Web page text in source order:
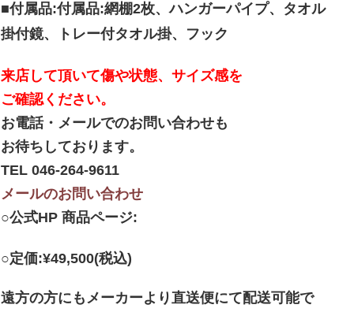
■付属品:付属品:網棚2枚、ハンガーパイプ、タオル
掛付鏡、トレー付タオル掛、フック
来店して頂いて傷や状態、サイズ感を
ご確認ください。
お電話・メールでのお問い合わせも
お待ちしております。
TEL 046-264-9611
メールのお問い合わせ
○公式HP 商品ページ:
○定価:¥49,500(税込)
遠方の方にもメーカーより直送便にて配送可能で